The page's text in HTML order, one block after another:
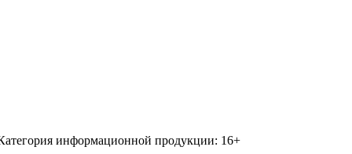
информационной продукции: 16+